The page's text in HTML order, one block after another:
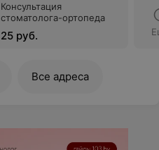
Консультация
стоматолога-ортопеда
25 руб.
Все адреса